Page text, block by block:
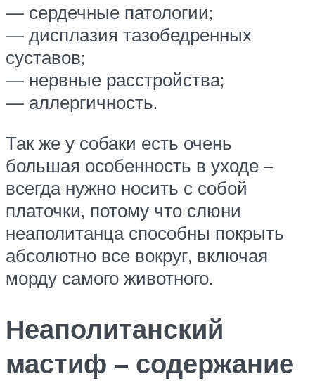
— сердечные патологии;
— дисплазия тазобедренных
суставов;
— нервные расстройства;
— аллергичность.
Так же у собаки есть очень
большая особенность в уходе –
всегда нужно носить с собой
платочки, потому что слюни
неаполитанца способны покрыть
абсолютно все вокруг, включая
морду самого животного.
Неаполитанский
мастиф – содержание